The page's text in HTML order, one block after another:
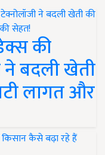
की
ने बदली खेती
लागत और